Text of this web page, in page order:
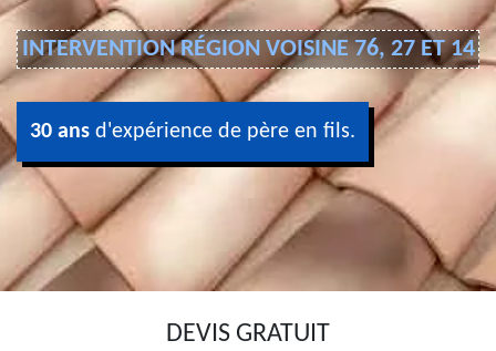
INTERVENTION RÉGION VOISINE 76, 27 ET 14
30 ans d'expérience de père en fils.
DEVIS GRATUIT